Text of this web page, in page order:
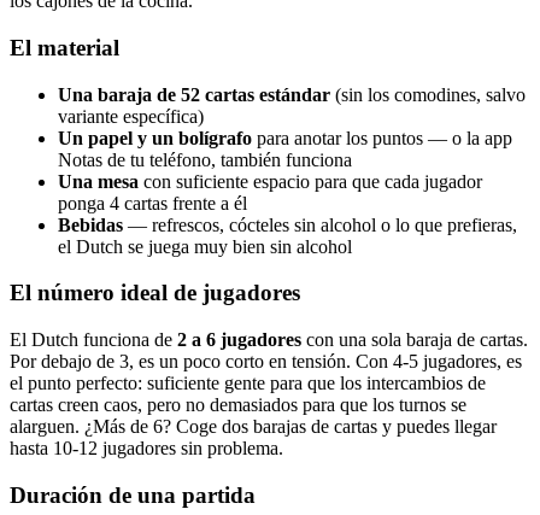
El material
Una baraja de 52 cartas estándar (sin los comodines, salvo
variante específica)
Un papel y un bolígrafo para anotar los puntos — o la app
Notas de tu teléfono, también funciona
Una mesa con suficiente espacio para que cada jugador
ponga 4 cartas frente a él
Bebidas — refrescos, cócteles sin alcohol o lo que prefieras,
el Dutch se juega muy bien sin alcohol
El número ideal de jugadores
El Dutch funciona de 2 a 6 jugadores con una sola baraja de cartas.
Por debajo de 3, es un poco corto en tensión. Con 4-5 jugadores, es
el punto perfecto: suficiente gente para que los intercambios de
cartas creen caos, pero no demasiados para que los turnos se
alarguen. ¿Más de 6? Coge dos barajas de cartas y puedes llegar
hasta 10-12 jugadores sin problema.
Duración de una partida